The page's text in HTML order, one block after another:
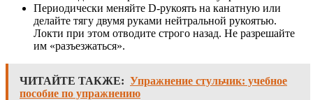
Периодически меняйте D-рукоять на канатную или
делайте тягу двумя руками нейтральной рукоятью.
Локти при этом отводите строго назад. Не разрешайте
им «разъезжаться».
ЧИТАЙТЕ ТАКЖЕ: Упражнение стульчик: учебное
пособие по упражнению